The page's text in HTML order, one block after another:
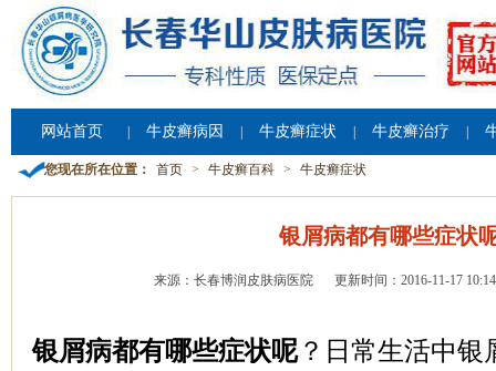
网站首页 牛皮癣病因 牛皮癣症状 牛皮癣治疗
您现在所在位置： 首页 > 牛皮癣百科 > 牛皮癣症状
银屑病都有哪些症状
来源：长春博润皮肤病医院 更新时间：2016-11-17
银屑病都有哪些症状呢？日常生活中银